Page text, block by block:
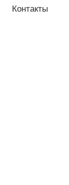
Контакты